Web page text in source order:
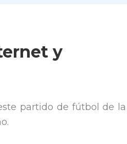
y
partido de fútbol de la